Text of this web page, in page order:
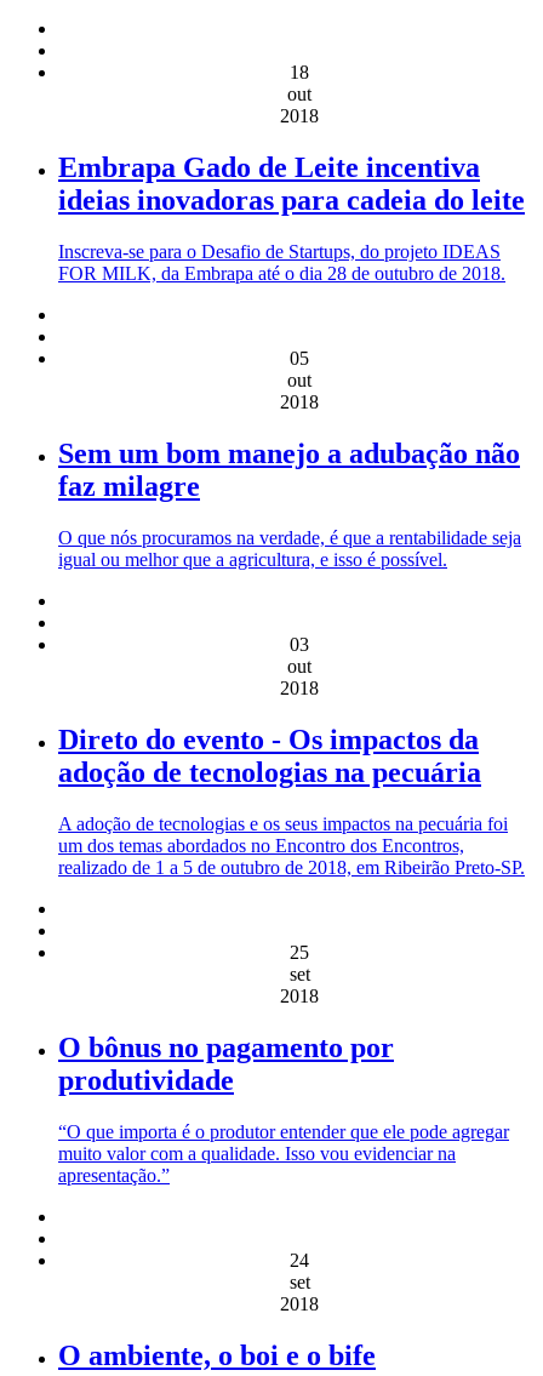
18
out
2018
Embrapa Gado de Leite incentiva
ideias inovadoras para cadeia do leite
Inscreva-se para o Desafio de Startups, do projeto IDEAS
FOR MILK, da Embrapa até o dia 28 de outubro de 2018.
05
out
2018
Sem um bom manejo a adubação não
faz milagre
O que nós procuramos na verdade, é que a rentabilidade seja
igual ou melhor que a agricultura, e isso é possível.
03
out
2018
Direto do evento - Os impactos da
adoção de tecnologias na pecuária
A adoção de tecnologias e os seus impactos na pecuária foi
um dos temas abordados no Encontro dos Encontros,
realizado de 1 a 5 de outubro de 2018, em Ribeirão Preto-SP.
25
set
2018
O bônus no pagamento por
produtividade
“O que importa é o produtor entender que ele pode agregar
muito valor com a qualidade. Isso vou evidenciar na
apresentação.”
24
set
2018
O ambiente, o boi e o bife